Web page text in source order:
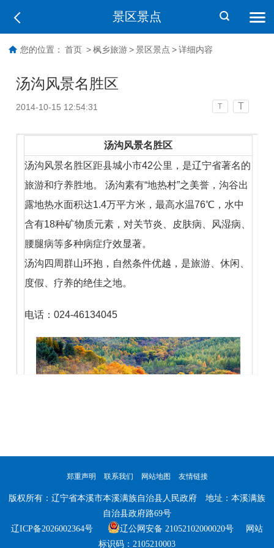
景区景点
您的位置： 首页 > 枫乡旅游 > 景区景点 > 详细内容
汤沟风景名胜区
2014-10-15 12:54:31 T T
汤沟风景名胜区
汤沟风景名胜区距县城小市42公里，是辽宁省著名的
旅游和疗养胜地。 汤沟素有“地热村”之美誉，沟谷出
露地热水面积达1.4万平方米，最高水温76℃，水中
含有18种矿物质元素，对关节炎、皮肤病、风湿病、
腰腿病等多种病症疗效显著。
汤沟四周群山环抱，自然条件优越，是旅游、休闲、
度假、疗养的绝佳之地。
电话：024-46134045
郑重声明 联系我们 网站地图 友情链接
版权所有：辽宁省本溪市本溪满族自治县人民政府 地址：本溪满族
自治县政府路69号
辽ICP备2026002364号
辽公网安备 21052102000020号 网站
标识码：2105210003